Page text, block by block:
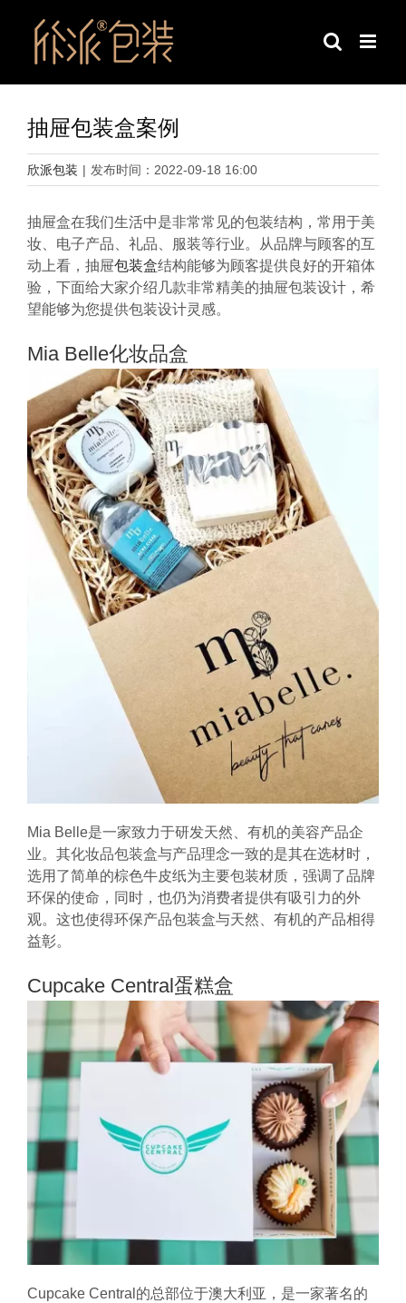
抽屉包装盒案例
欣派包装 | 发布时间：2022-09-18 16:00
抽屉盒在我们生活中是非常常见的包装结构，常用于美
妆、电子产品、礼品、服装等行业。从品牌与顾客的互
动上看，抽屉包装盒结构能够为顾客提供良好的开箱体
验，下面给大家介绍几款非常精美的抽屉包装设计，希
望能够为您提供包装设计灵感。
Mia Belle化妆品盒
Mia Belle是一家致力于研发天然、有机的美容产品企
业。其化妆品包装盒与产品理念一致的是其在选材时，
选用了简单的棕色牛皮纸为主要包装材质，强调了品牌
环保的使命，同时，也仍为消费者提供有吸引力的外
观。这也使得环保产品包装盒与天然、有机的产品相得
益彰。
Cupcake Central蛋糕盒
Cupcake Central的总部位于澳大利亚，是一家著名的